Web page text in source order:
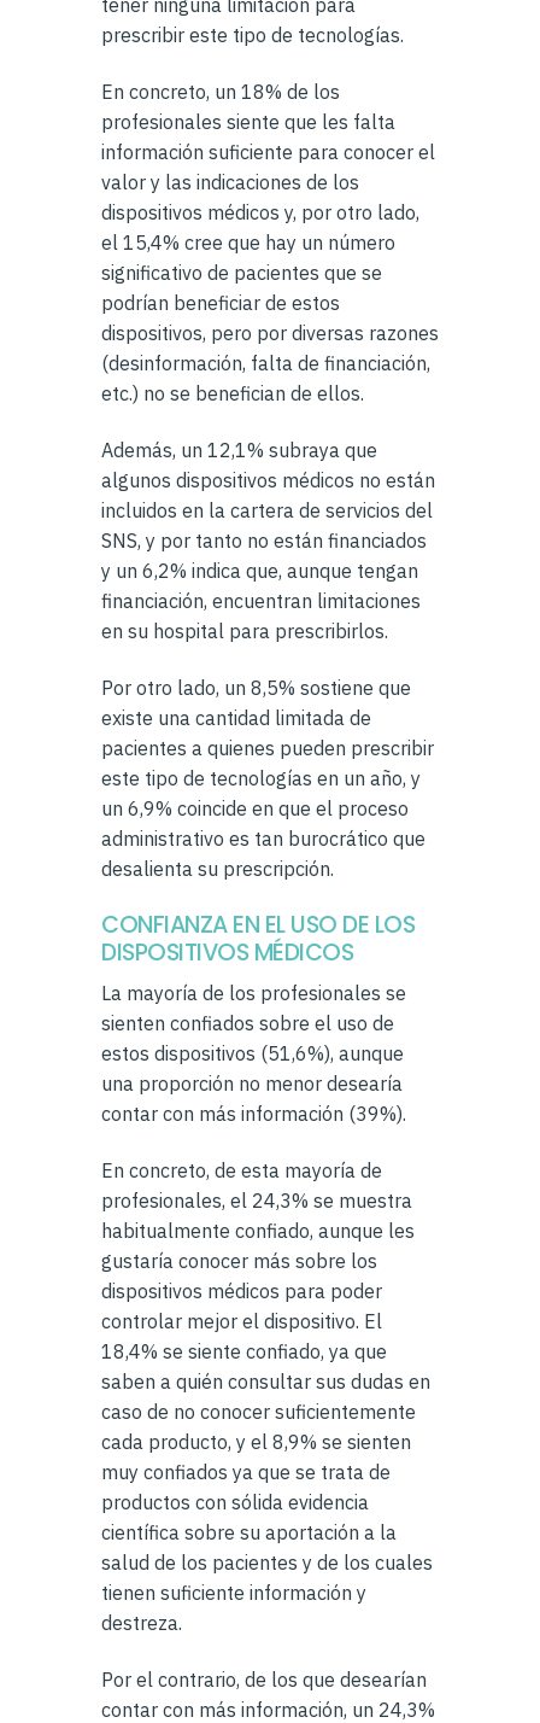
prescribir este tipo de tecnologías.
En concreto, un 18% de los
profesionales siente que les falta
información suficiente para conocer el
valor y las indicaciones de los
dispositivos médicos y, por otro lado,
el 15,4% cree que hay un número
significativo de pacientes que se
podrían beneficiar de estos
dispositivos, pero por diversas razones
(desinformación, falta de financiación,
etc.) no se benefician de ellos.
Además, un 12,1% subraya que
algunos dispositivos médicos no están
incluidos en la cartera de servicios del
SNS, y por tanto no están financiados
y un 6,2% indica que, aunque tengan
financiación, encuentran limitaciones
en su hospital para prescribirlos.
Por otro lado, un 8,5% sostiene que
existe una cantidad limitada de
pacientes a quienes pueden prescribir
este tipo de tecnologías en un año, y
un 6,9% coincide en que el proceso
administrativo es tan burocrático que
desalienta su prescripción.
CONFIANZA EN EL USO DE LOS
DISPOSITIVOS MÉDICOS
La mayoría de los profesionales se
sienten confiados sobre el uso de
estos dispositivos (51,6%), aunque
una proporción no menor desearía
contar con más información (39%).
En concreto, de esta mayoría de
profesionales, el 24,3% se muestra
habitualmente confiado, aunque les
gustaría conocer más sobre los
dispositivos médicos para poder
controlar mejor el dispositivo. El
18,4% se siente confiado, ya que
saben a quién consultar sus dudas en
caso de no conocer suficientemente
cada producto, y el 8,9% se sienten
muy confiados ya que se trata de
productos con sólida evidencia
científica sobre su aportación a la
salud de los pacientes y de los cuales
tienen suficiente información y
destreza.
Por el contrario, de los que desearían
contar con más información, un 24,3%